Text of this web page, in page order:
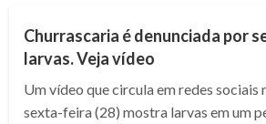
Churrascaria é denunciada por
larvas. Veja vídeo
Um vídeo que circula em redes sociais
sexta-feira (28) mostra larvas em um